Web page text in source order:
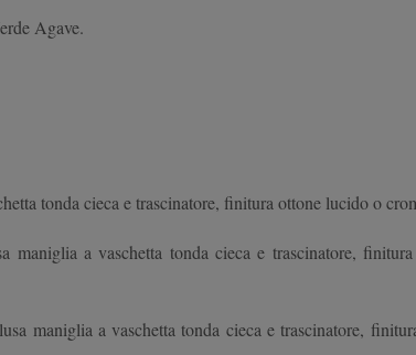
Agave.
tonda cieca e trascinatore, finitura ottone lucido o
maniglia a vaschetta tonda cieca e trascinatore,
maniglia a vaschetta tonda cieca e trascinatore,